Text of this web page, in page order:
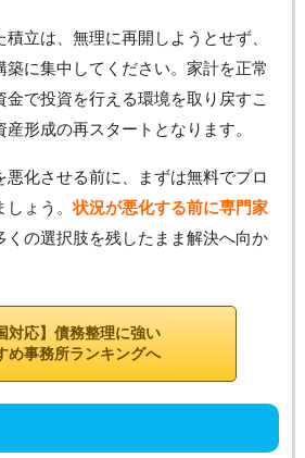
立は、無理に再開しようとせず、
築に集中してください。家計を正常
で投資を行える環境を取り戻すこ
形成の再スタートとなります。
悪化させる前に、まずは無料でプロ
しょう。状況が悪化する前に専門家
くの選択肢を残したまま解決へ向か
対応】債務整理に強い
め事務所ランキングへ